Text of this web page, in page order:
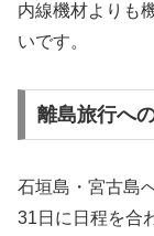
内線機材よりも
いです。
離島旅行へ
石垣島・宮古島
31日に日程を合